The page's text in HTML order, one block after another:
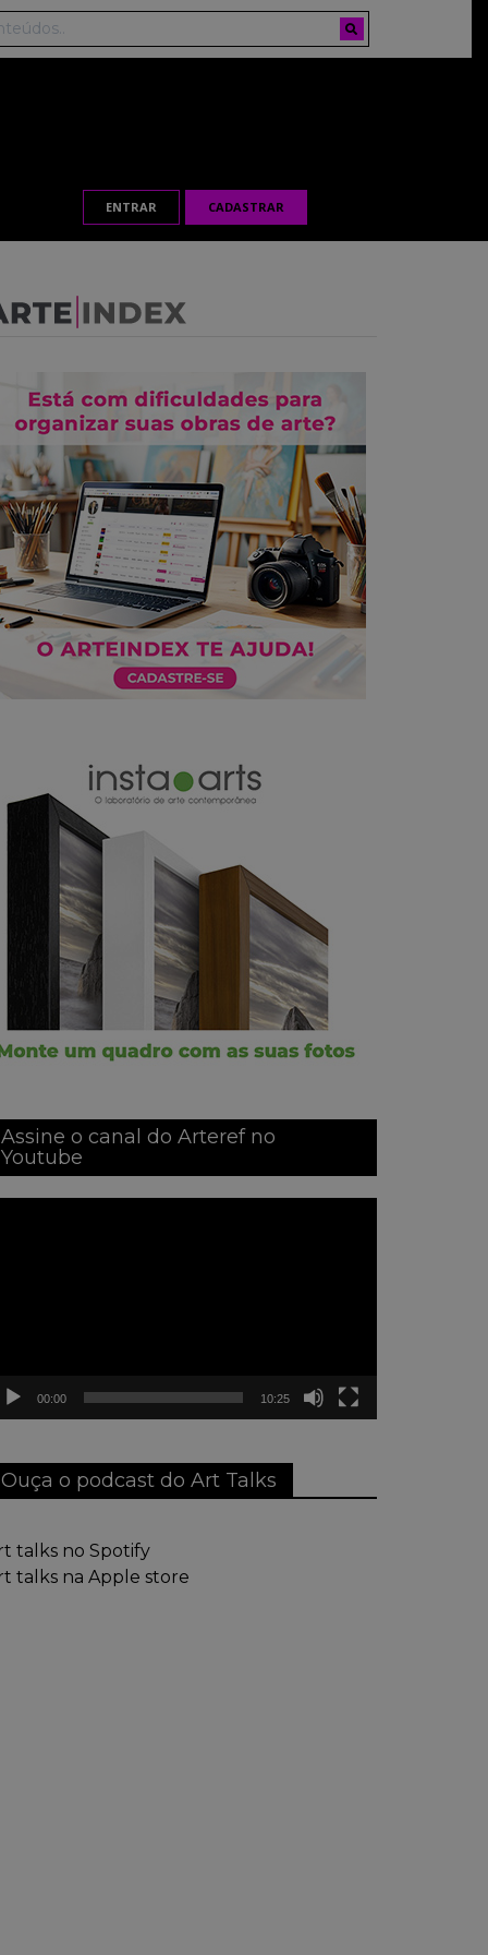
ENTRAR CADASTRAR
Assine o canal do Arteref no
Youtube
00:00 10:25
Ouça o podcast do Art Talks
talks no Spotify
talks na Apple store